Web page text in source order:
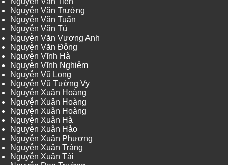
Nguyễn Văn Trưởng
Nguyễn Văn Tuấn
Nguyễn Văn Tú
Nguyễn Văn Vương Anh
Nguyễn Văn Đông
Nguyễn Vĩnh Hà
Nguyễn Vĩnh Nghiêm
Nguyễn Vũ Long
Nguyễn Vũ Tường Vy
Nguyễn Xuân Hoàng
Nguyễn Xuân Hoàng
Nguyễn Xuân Hoàng
Nguyễn Xuân Hà
Nguyễn Xuân Hảo
Nguyễn Xuân Phương
Nguyễn Xuân Tráng
Nguyễn Xuân Tài